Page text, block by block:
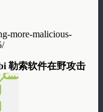
more-malicious-
勒索软件在野攻击